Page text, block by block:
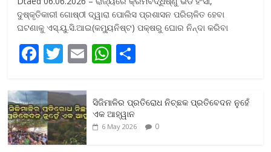
ଦୁଷ୍କୃତିକାରୀ ଗୋଷ୍ଠୀ ଦ୍ୱାରା ପୋଲିସ ପ୍ରଶାସନ ପରିଚାଳିତ ହେବା
ଘଟଣାକୁ ଏସ୍‌.ୟୁ.ସି.ଆଇ(କମ୍ୟୁନିଷ୍ଟ) ପକ୍ଷରୁ ଘୋର ନିନ୍ଦା କରିବା
F
ac
e
b
o
T
w
itt
er
E
m
ai
W
h
at
s
A
ar
e
ସିଜିମାଳିର ପ୍ରତିରୋଧ ନିଚ୍ଛକ ପ୍ରତିବେଦନ ନୁହେଁ
ଏକ ଆହ୍ୱାନ
6 May 2026 0